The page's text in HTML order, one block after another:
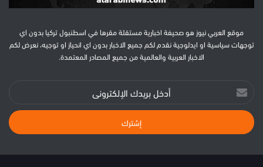
موقع العربي نيوز هو صحيفة اخبارية مستقلة مقرها في اسطنبول تركيا بدون اي
توجهات سياسية او ايدلوجية نقدم لكم جميع الاخبار بدون اي انحياز او توجيه، نعرض لكم
الاخبار العربية والعالمية من جميع المصادر المعتمدة.
أدخل
بريدك
الإلكتروني